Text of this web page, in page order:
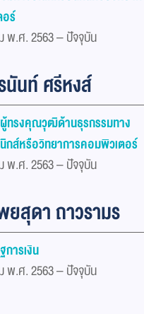
ร์
พ.ศ. 2563 – ปัจจุบัน
นันท์ ศรีหงส์
ทรงคุณวุฒิด้านธุรกรรมทาง
กส์หรือวิทยาการคอมพิวเตอร์
พ.ศ. 2563 – ปัจจุบัน
ยสุดา ถาวรามร
การเงิน
พ.ศ. 2563 – ปัจจุบัน